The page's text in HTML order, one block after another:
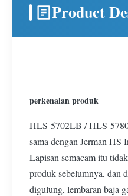
Product
perkenalan produk
HLS-5702LB / HLS-
sama dengan Jerman
Lapisan semacam itu
produk sebelumnya, dan
digulung, lembaran baja